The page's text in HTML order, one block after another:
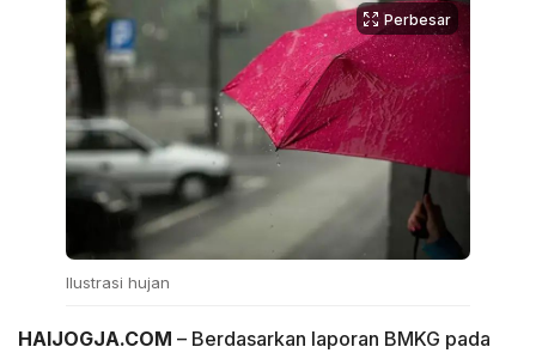
Perbesar
Ilustrasi hujan
HAIJOGJA.COM – Berdasarkan laporan BMKG pada